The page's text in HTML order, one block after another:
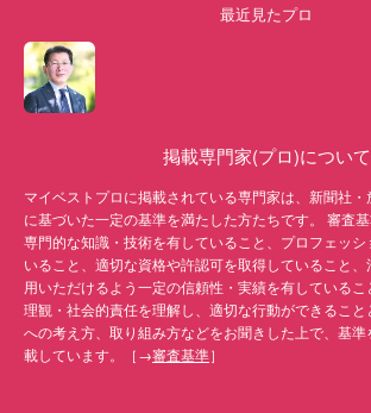
最近見たプロ
掲載専門家(プロ)について
マイベストプロに掲載されている専門家は、新聞社
に基づいた一定の基準を満たした方たちです。 審査
専門的な知識・技術を有していること、プロフェッ
いること、適切な資格や許認可を取得していること
用いただけるよう一定の信頼性・実績を有している
理観・社会的責任を理解し、適切な行動ができるこ
への考え方、取り組み方などをお聞きした上で、基
載しています。［→審査基準］